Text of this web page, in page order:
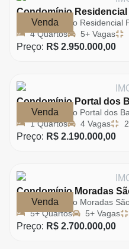
Venda
Condomínio Residencial
Condomínio Residencial
4 Quartos
5+ Vagas
Preço: R$ 2.950.000,00
Venda
Condomínio Portal dos
Condomínio Portal dos
1 Quartos
4 Vagas
Preço: R$ 2.190.000,00
Venda
Condomínio Moradas
Condomínio Moradas
5+ Quartos
5+ Vagas
Preço: R$ 2.700.000,00